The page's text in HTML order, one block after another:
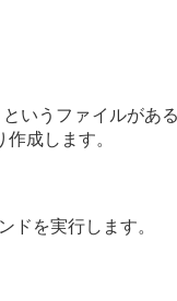
いうファイルがあ
成します。
を実行します。